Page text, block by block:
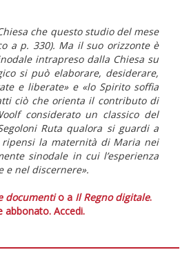
che questo studio del mese
a p. 330). Ma il suo orizzonte è
intrapreso dalla Chiesa su
si può elaborare, desiderare,
e liberate» e «lo Spirito soffia
ciò che orienta il contributo di
considerato un classico del
Ruta qualora si guardi a
la maternità di Maria nei
sinodale in cui l’esperienza
e nel discernere».
documentio a Il Regno digitale.
abbonato. Accedi.